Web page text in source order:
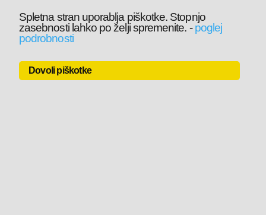
Spletna stran uporablja piškotke. Stopnjo
zasebnosti lahko po želji spremenite. -poglej
podrobnosti
Dovoli piškotke